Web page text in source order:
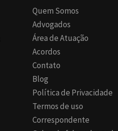
Quem Somos
Advogados
Área de Atuação
Acordos
Contato
Blog
Política de Privacidade
Termos de uso
Correspondente